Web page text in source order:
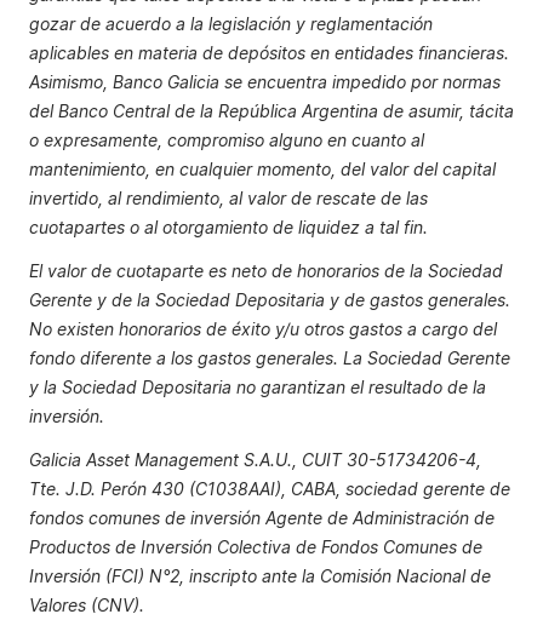
gozar de acuerdo a la legislación y reglamentación
aplicables en materia de depósitos en entidades financieras.
Asimismo, Banco Galicia se encuentra impedido por normas
del Banco Central de la República Argentina de asumir, tácita
o expresamente, compromiso alguno en cuanto al
mantenimiento, en cualquier momento, del valor del capital
invertido, al rendimiento, al valor de rescate de las
cuotapartes o al otorgamiento de liquidez a tal fin.
El valor de cuotaparte es neto de honorarios de la Sociedad
Gerente y de la Sociedad Depositaria y de gastos generales.
No existen honorarios de éxito y/u otros gastos a cargo del
fondo diferente a los gastos generales. La Sociedad Gerente
y la Sociedad Depositaria no garantizan el resultado de la
inversión.
Galicia Asset Management S.A.U., CUIT 30-51734206-4,
Tte. J.D. Perón 430 (C1038AAI), CABA, sociedad gerente de
fondos comunes de inversión Agente de Administración de
Productos de Inversión Colectiva de Fondos Comunes de
Inversión (FCI) N°2, inscripto ante la Comisión Nacional de
Valores (CNV).